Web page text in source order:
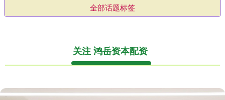
全部话题标签
关注 鸿岳资本配资